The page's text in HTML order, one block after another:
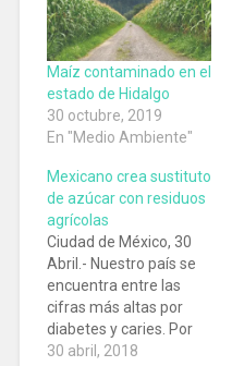
Maíz contaminado en el
estado de Hidalgo
30 octubre, 2019
En "Medio Ambiente"
Mexicano crea sustituto
de azúcar con residuos
agrícolas
Ciudad de México, 30
Abril.- Nuestro país se
encuentra entre las
cifras más altas por
diabetes y caries. Por
otro lado, también se
30 abril, 2018